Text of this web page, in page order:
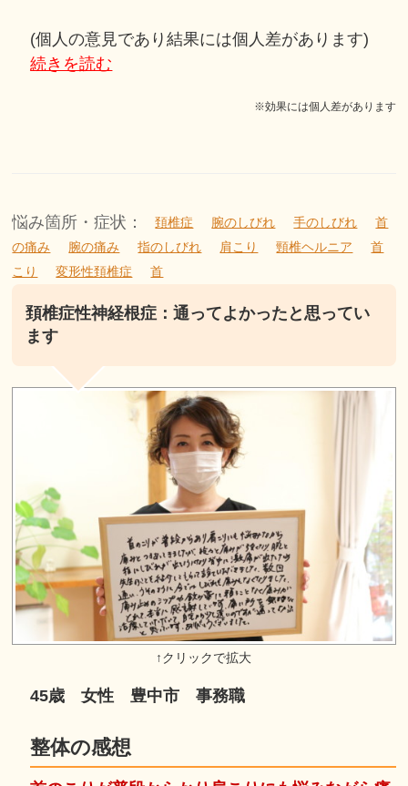
(個人の意見であり結果には個人差があります)
続きを読む
※効果には個人差があります
悩み箇所・症状： 頚椎症 腕のしびれ 手のしびれ
首
の痛み
腕の痛み 指のしびれ 肩こり 頸椎ヘルニア
首
こり
変形性頚椎症 首
頚椎症性神経根症：通ってよかったと思ってい
ます
45歳 女性 豊中市 事務職
整体の感想